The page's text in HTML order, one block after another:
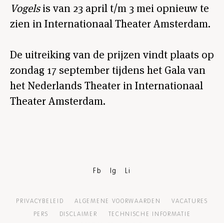
Vogelsis van 23 april t/m 3 mei opnieuw te
zien in Internationaal Theater Amsterdam.
De uitreiking van de prijzen vindt plaats op
zondag 17 september tijdens het Gala van
het Nederlands Theater in Internationaal
Theater Amsterdam.
Fb Ig Li
PRIVACYBELEID ALGEMENE VOORWAARDEN
VACATURES
PERS
DISCLAIMER
TECHNISCHE INFORMATIE